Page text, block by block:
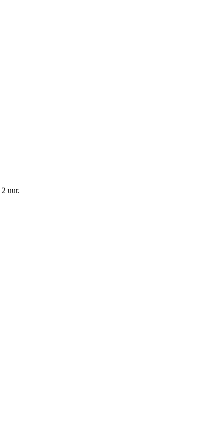
2 uur.